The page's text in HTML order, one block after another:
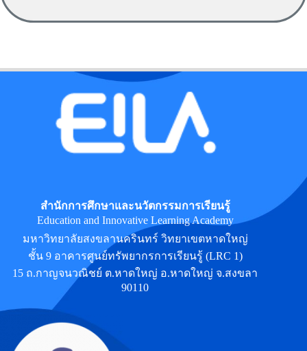
สำนักการศึกษาและนวัตกรรมการเรียนรู้
Education and Innovative Learning Academy
มหาวิทยาลัยสงขลานครินทร์ วิทยาเขตหาดใหญ่
ชั้น 9 อาคารศูนย์ทรัพยากรการเรียนรู้ (LRC 1)
15 ถ.กาญจนวณิชย์ ต.หาดใหญ่ อ.หาดใหญ่ จ.สงขลา
90110